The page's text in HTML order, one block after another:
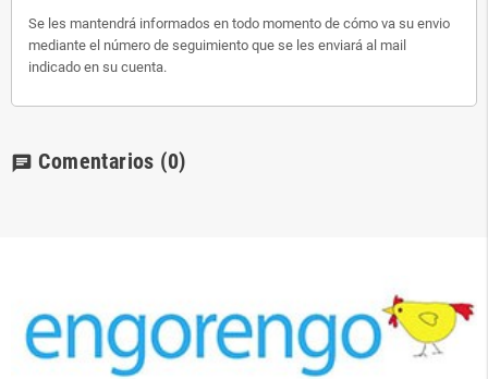
Se les mantendrá informados en todo momento de cómo va su envio
mediante el número de seguimiento que se les enviará al mail
indicado en su cuenta.
chat Comentarios (0)